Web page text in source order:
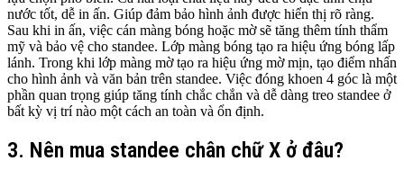
nước tốt, dễ in ấn. Giúp đảm bảo hình ảnh được hiển thị rõ ràng.
Sau khi in ấn, việc cán màng bóng hoặc mờ sẽ tăng thêm tính thẩm
mỹ và bảo vệ cho standee. Lớp màng bóng tạo ra hiệu ứng bóng lấp
lánh. Trong khi lớp màng mờ tạo ra hiệu ứng mờ mịn, tạo điểm nhấn
cho hình ảnh và văn bản trên standee. Việc đóng khoen 4 góc là một
phần quan trọng giúp tăng tính chắc chắn và dễ dàng treo standee ở
bất kỳ vị trí nào một cách an toàn và ổn định.
3. Nên mua standee chân chữ X ở đâu?